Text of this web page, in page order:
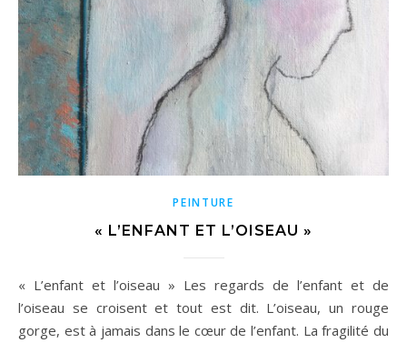
PEINTURE
« L’ENFANT ET L’OISEAU »
« L’enfant et l’oiseau » Les regards de l’enfant et de
l’oiseau se croisent et tout est dit. L’oiseau, un rouge
gorge, est à jamais dans le cœur de l’enfant. La fragilité du